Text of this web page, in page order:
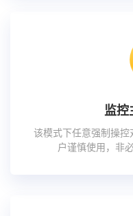
监控
该模式下任意强制操
户谨慎使用，非